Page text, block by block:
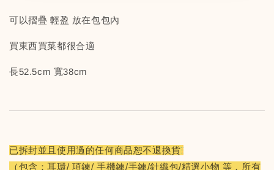
可以摺疊 輕盈 放在包包內
買東西買菜都很合適
長52.5cm 寬38cm
已拆封並且使用過的任何商品恕不退換貨
（包含：耳環/ 項鍊/ 手機鍊/手鍊/針織包/精選小物 等，所有